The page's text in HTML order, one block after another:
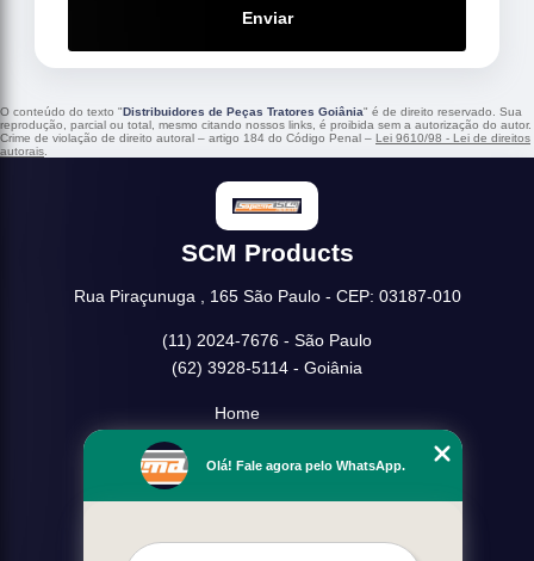
Enviar
O conteúdo do texto "Distribuidores de Peças Tratores Goiânia" é de direito reservado. Sua
reprodução, parcial ou total, mesmo citando nossos links, é proibida sem a autorização do autor.
Crime de violação de direito autoral – artigo 184 do Código Penal – Lei 9610/98 - Lei de direitos
autorais.
SCM Products
Rua Piraçunuga , 165 São Paulo - CEP: 03187-010
(11) 2024-7676 - São Paulo
(62) 3928-5114 - Goiânia
Home
Missão
Olá! Fale agora pelo WhatsApp.